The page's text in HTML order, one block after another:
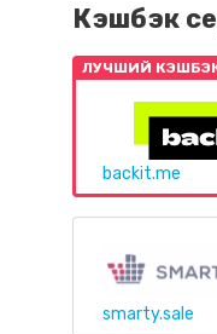
Кэшбэк
ЛУЧШИЙ
backit.me
smarty.sale